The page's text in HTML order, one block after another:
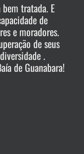
tratada. E
de
e moradores.
de seus
.
de Guanabara!